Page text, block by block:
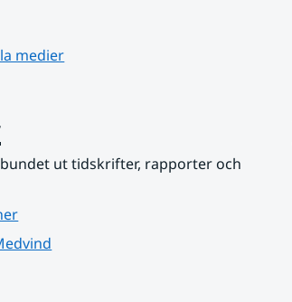
medier
ut tidskrifter, rapporter och